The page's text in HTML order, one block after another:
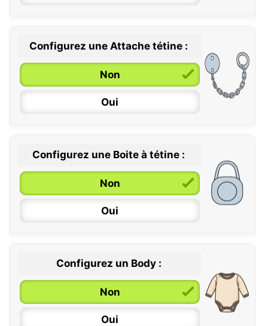
0 / 6 mois
6 / 36 mois
Configurez une Attache tétine :
Non
Oui
Configurez une Boite à tétine :
Non
Oui
Configurez un Body :
Non
Oui